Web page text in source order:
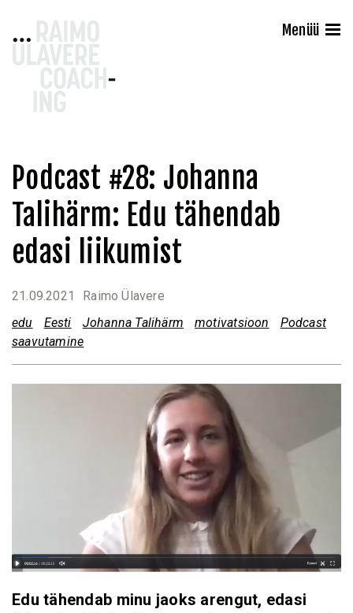
Liigu
sisu
juurde
Menüü
Podcast #28: Johanna
Talihärm: Edu tähendab
edasi liikumist
21.09.2021
Raimo Ülavere
edu
Eesti Johanna Talihärm motivatsioon
Podcast
saavutamine
Edu tähendab minu jaoks arengut, edasi